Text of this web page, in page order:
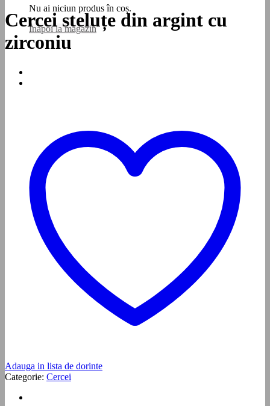
Nu ai niciun produs în coș.
Înapoi la magazin
Cercei steluțe din argint cu
zirconiu
Adauga in lista de dorinte
Categorie: Cercei